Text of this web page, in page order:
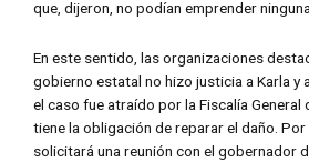
que, dijeron, no podían emprender
En este sentido, las organizaciones
gobierno estatal no hizo justicia a Karla y
el caso fue atraído por la Fiscalía General
tiene la obligación de reparar el daño.
solicitará una reunión con el gobernador